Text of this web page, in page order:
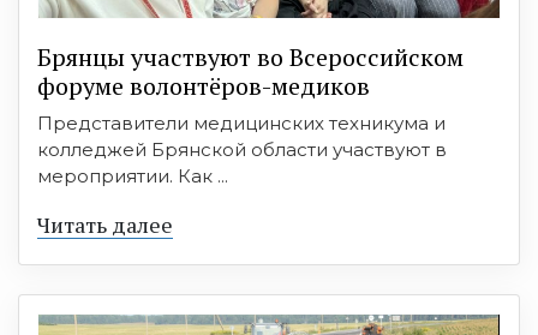
Брянцы участвуют во Всероссийском
форуме волонтёров-медиков
Представители медицинских техникума и
колледжей Брянской области участвуют в
мероприятии. Как ...
Читать далее